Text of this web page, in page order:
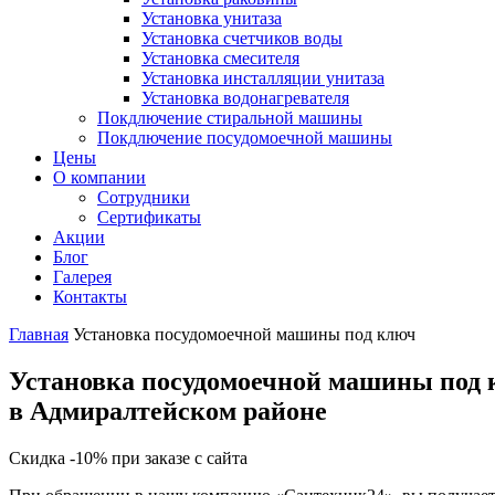
Установка унитаза
Установка счетчиков воды
Установка смесителя
Установка инсталляции унитаза
Установка водонагревателя
Покдлючение стиральной машины
Покдлючение посудомоечной машины
Цены
О компании
Сотрудники
Сертификаты
Акции
Блог
Галерея
Контакты
Главная Установка посудомоечной машины под ключ
Установка посудомоечной машины под
в Адмиралтейском районе
Скидка -10% при заказе с сайта